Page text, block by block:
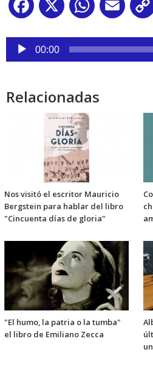
Facebook
X WhatsApp
Email
Reproductor
audio
00:00
Relacionadas
Nos visitó el escritor Mauricio
Bergstein para hablar del libro
"Cincuenta días de gloria"
"El humo, la patria o la tumba"
el libro de Emiliano Zecca